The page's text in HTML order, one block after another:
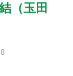
（玉田